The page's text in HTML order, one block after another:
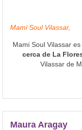
Mami Soul Vilassar,
Mami Soul Vilassar es
cerca de La
Vilassar de
Maura Aragay